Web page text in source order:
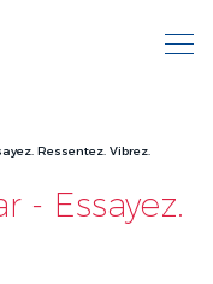
Ressentez. Vibrez.
- Essayez.